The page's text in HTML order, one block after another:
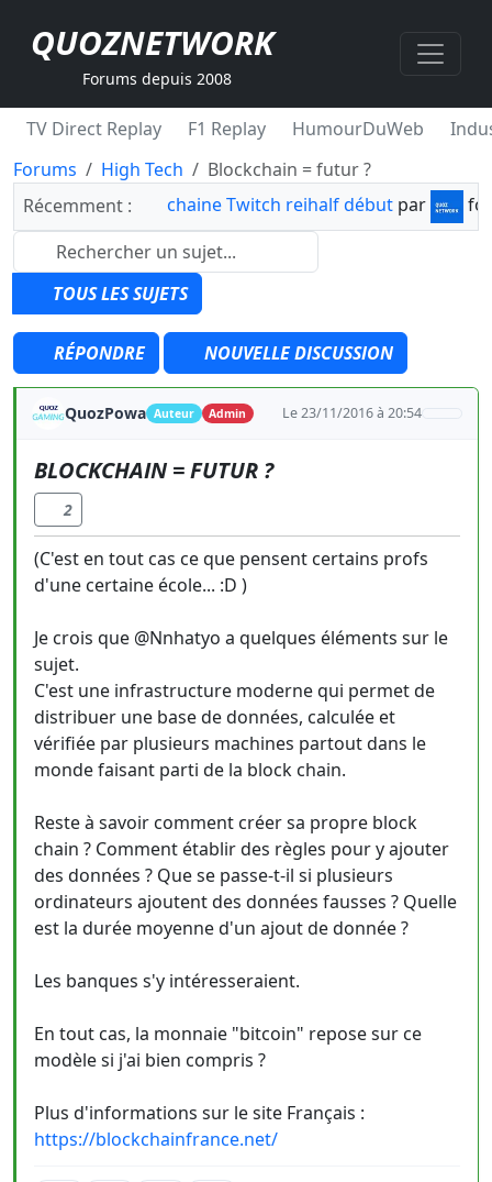
QUOZNETWORK
Forums depuis 2008
TV Direct Replay F1 Replay HumourDuWeb
Forums
High Tech
Blockchain = futur ?
Récemment :
chaine Twitch reihalf début par
TOUS LES SUJETS
RÉPONDRE NOUVELLE DISCUSSION
QuozPowa Auteur Admin Le 23/11/2016 à 20:54
BLOCKCHAIN = FUTUR ?
2
(C'est en tout cas ce que pensent certains profs
d'une certaine école... :D )
Je crois que @Nnhatyo a quelques éléments sur le
sujet.
C'est une infrastructure moderne qui permet de
distribuer une base de données, calculée et
vérifiée par plusieurs machines partout dans le
monde faisant parti de la block chain.
Reste à savoir comment créer sa propre block
chain ? Comment établir des règles pour y ajouter
des données ? Que se passe-t-il si plusieurs
ordinateurs ajoutent des données fausses ? Quelle
est la durée moyenne d'un ajout de donnée ?
Les banques s'y intéresseraient.
En tout cas, la monnaie "bitcoin" repose sur ce
modèle si j'ai bien compris ?
Plus d'informations sur le site Français :
https://blockchainfrance.net/